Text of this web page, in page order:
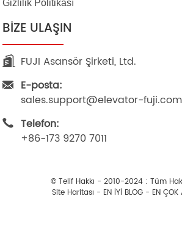
Gizlilik Politikası
BIZE ULAŞIN
FUJI Asansör Şirketi, Ltd.
E-posta:
sales.support@elevator-fuji.com
Telefon:
+86-173 9270 7011
© Telif Hakkı - 2010-2024 : Tüm
Site Haritası - EN İYİ BLOG - EN ÇOK